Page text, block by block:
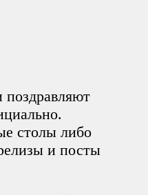
столы либо
и посты